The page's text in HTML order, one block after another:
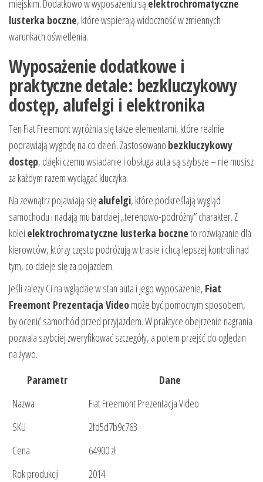
miejskim. Dodatkowo w wyposażeniu są elektrochromatyczne
lusterka boczne, które wspierają widoczność w zmiennych
warunkach oświetlenia.
Wyposażenie dodatkowe i
praktyczne detale: bezkluczykowy
dostęp, alufelgi i elektronika
Ten Fiat Freemont wyróżnia się także elementami, które realnie
poprawiają wygodę na co dzień. Zastosowano bezkluczykowy
dostęp, dzięki czemu wsiadanie i obsługa auta są szybsze – nie musisz
za każdym razem wyciągać kluczyka.
Na zewnątrz pojawiają sięalufelgi, które podkreślają wygląd
samochodu i nadają mu bardziej „terenowo-podróżny” charakter. Z
kolei elektrochromatyczne lusterka boczneto rozwiązanie dla
kierowców, którzy często podróżują w trasie i chcą lepszej kontroli nad
tym, co dzieje się za pojazdem.
Jeśli zależy Ci na wglądzie w stan auta i jego wyposażenie, Fiat
Freemont Prezentacja Videomoże być pomocnym sposobem,
by ocenić samochód przed przyjazdem. W praktyce obejrzenie nagrania
pozwala szybciej zweryfikować szczegóły, a potem przejść do oględzin
na żywo.
Parametr
Dane
Nazwa
Fiat Freemont Prezentacja Video
SKU
2fd5d7b9c763
Cena
64900 zł
Rok produkcji
2014